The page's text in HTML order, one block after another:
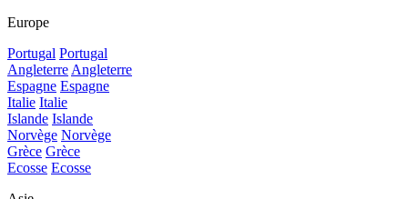
Europe
Portugal Portugal
Angleterre Angleterre
Espagne Espagne
Italie Italie
Islande Islande
Norvège Norvège
Grèce Grèce
Ecosse Ecosse